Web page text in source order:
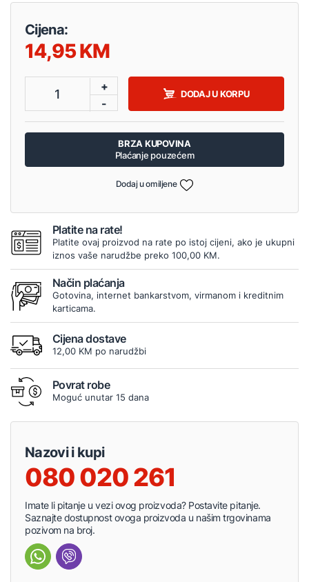
Cijena:
14,95
1
+
-
DODAJ U KORPU
BRZA KUPOVINA
Plaćanje pouzećem
Dodaj u omiljene
Platite na rate!
Platite ovaj proizvod na rate po istoj cijeni, ako je ukupni
iznos vaše narudžbe preko 100,00 KM.
Način plaćanja
Gotovina, internet bankarstvom, virmanom i kreditnim
karticama.
Cijena dostave
12,00 KM po narudžbi
Povrat robe
Moguć unutar 15 dana
Nazovi i kupi
080 020 261
Imate li pitanje u vezi ovog proizvoda? Postavite pitanje.
Saznajte dostupnost ovoga proizvoda u našim trgovinama
pozivom na broj.